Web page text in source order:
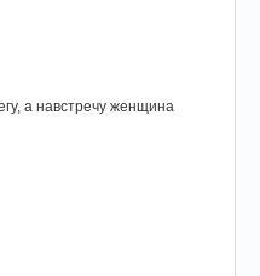
а навстречу женщина